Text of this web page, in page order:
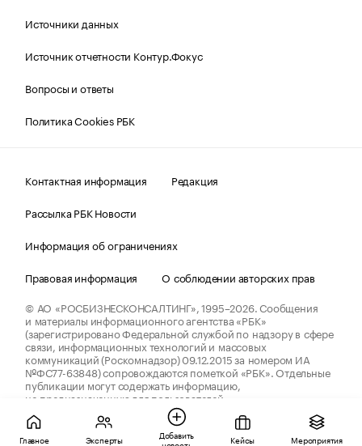
Источники данных
Источник отчетности Контур.Фокус
Вопросы и ответы
Политика Cookies РБК
Контактная информация
Редакция
Рассылка РБК Новости
Информация об ограничениях
Правовая информация
О соблюдении авторских прав
© АО «РОСБИЗНЕСКОНСАЛТИНГ»,1995–2026.Сообщения
и материалы информационного агентства «РБК»
(зарегистрировано Федеральной службой по надзору в сфере
связи, информационных технологий и массовых
коммуникаций (Роскомнадзор) 09.12.2015 за номером ИА
№ФС77-63848) сопровождаются пометкой «РБК». Отдельные
публикации могут содержать информацию,
не предназначенную для пользователей
до 18 лет.
companycardsfeedback@rbc.ru
Главное Эксперты Добавить Кейсы Мероприятия